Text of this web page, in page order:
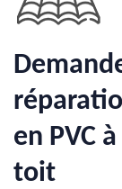
en PVC
toit